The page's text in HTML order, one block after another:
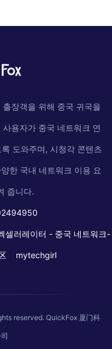
장객을 위해 중국 귀국을
용자가 중국 네트워크 연
도와주며, 시청각 콘텐츠
한 국내 네트워크 이용 요
줍니다.
셀러레이터 - 중국 네트워크-
mytechgirl
reserved. QuickFox 厦门科